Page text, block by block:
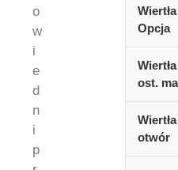
o
w
i
e
d
n
i
p
Wiertła
Opcja
Wiertła
ost.
Wiertła
otwór